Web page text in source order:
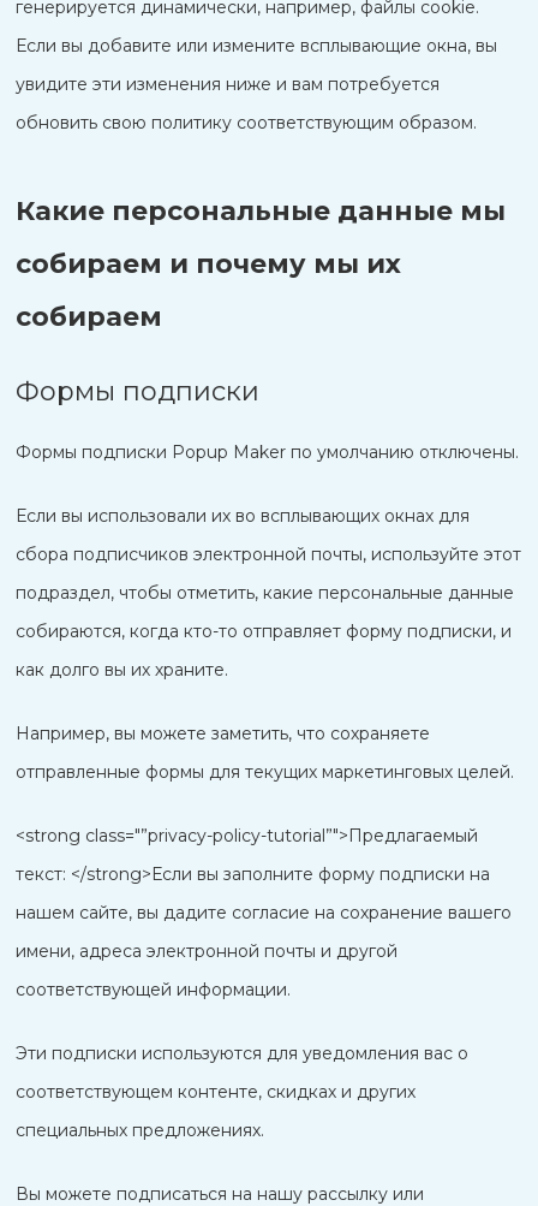
генерируется динамически, например, файлы cookie.
Если вы добавите или измените всплывающие окна, вы
увидите эти изменения ниже и вам потребуется
обновить свою политику соответствующим образом.
Какие персональные данные мы
собираем и почему мы их
собираем
Формы подписки
Формы подписки Popup Maker по умолчанию отключены.
Если вы использовали их во всплывающих окнах для
сбора подписчиков электронной почты, используйте этот
подраздел, чтобы отметить, какие персональные данные
собираются, когда кто-то отправляет форму подписки, и
как долго вы их храните.
Например, вы можете заметить, что сохраняете
отправленные формы для текущих маркетинговых целей.
<strong class="”privacy-policy-tutorial”">Предлагаемый
текст: </strong>Если вы заполните форму подписки на
нашем сайте, вы дадите согласие на сохранение вашего
имени, адреса электронной почты и другой
соответствующей информации.
Эти подписки используются для уведомления вас о
соответствующем контенте, скидках и других
специальных предложениях.
Вы можете подписаться на нашу рассылку или